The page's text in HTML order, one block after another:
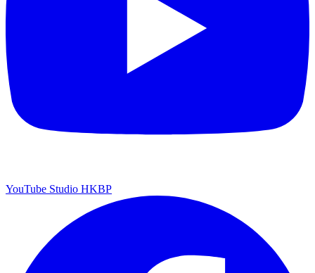
YouTube Studio HKBP